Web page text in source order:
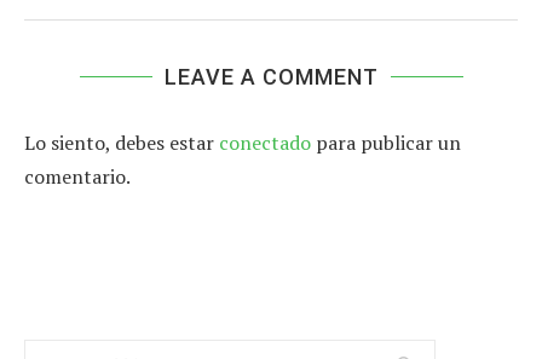
LEAVE A COMMENT
Lo siento, debes estar conectado para publicar un
comentario.